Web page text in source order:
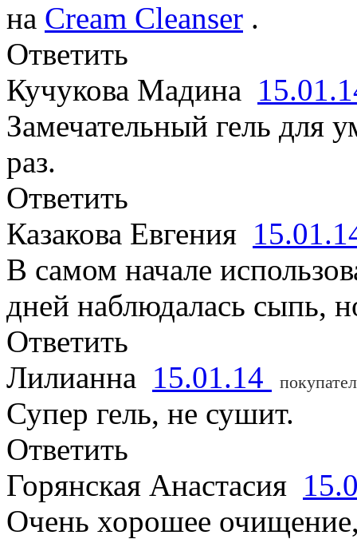
на Cream Cleanser .
Ответить
Кучукова Мадина
Замечательный гель для
раз.
Ответить
Казакова Евгения
В самом начале
дней наблюдалась сыпь,
Ответить
Лилианна 15.01.14
Супер гель, не сушит.
Ответить
Горянская Анастасия
Очень хорошее